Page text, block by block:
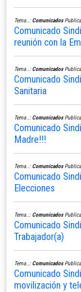
Tema..: Comunicados
Comunicado
reunión con la
Tema..: Comunicados
Comunicado
Sanitaria
Tema..: Comunicados
Comunicado
Madre!!!
Tema..: Comunicados
Comunicado
Elecciones
Tema..: Comunicados
Comunicado
Trabajador(a)
Tema..: Comunicados
Comunicado
movilización y